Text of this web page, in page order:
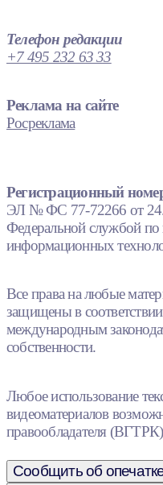
Телефон редакции
+7 495 232 63 33
Реклама на сайте
Росреклама
Регистрационный
ЭЛ № ФС 77-72266 от
Федеральной службой по
информационных
Все права на любые
защищены в
международным
собственности.
Любое использование
видеоматериалов
правообладателя
Сообщить об